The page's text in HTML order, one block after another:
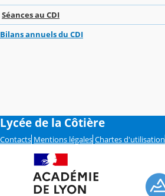
Séances au CDI
Bilans annuels du CDI
Lycée de la Côtière
Contacts Mentions légales Chartes d'utilisation